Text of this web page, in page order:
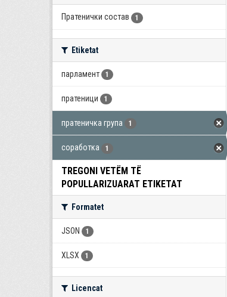
Пратенички состав 1
Etiketat
парламент 1
пратеници 1
пратеничка група 1
соработка 1
TREGONI VETËM TË
POPULLARIZUARAT ETIKETAT
Formatet
JSON 1
XLSX 1
Licencat